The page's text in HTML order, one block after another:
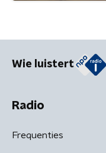
Wie luistert
Radio
Frequenties